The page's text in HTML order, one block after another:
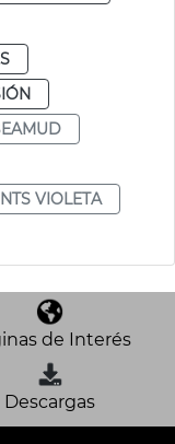
VIOLETA
de Interés
Descargas